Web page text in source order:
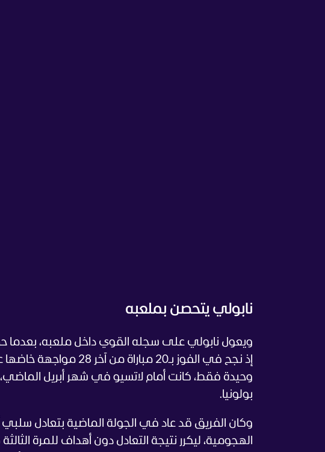
نابولي يتحصن بملعبه
ويعول نابولي على سجله القوي داخل ملعبه، بعدما
إذ نجح في الفوز بـ20
وحيدة فقط، كانت أمام لاتسيو في شهر أبريل
بولونيا.
وكان الفريق قد عاد في الجولة الماضية بتعادل سلبي
الهجومية، ليكرر نتيجة التعادل دون أهداف للمرة